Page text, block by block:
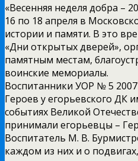
«Весенняя неделя добра –
16 по 18 апреля в
истории и памяти. В это
«Дни открытых дверей»,
памятным местам,
воинские мемориалы.
Воспитанники УОР № 5
Героев у егорьевского ДК
событиях Великой
принимали егорьевцы –
Воспитатель М. В.
каждом из них и о